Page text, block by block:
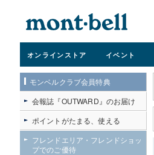
オンラインストア イベント
モンベルクラブ会員特典
会報誌『OUTWARD』のお届け
ポイントがたまる、使える
フレンドエリア・フレンドショッ
プでのご優待